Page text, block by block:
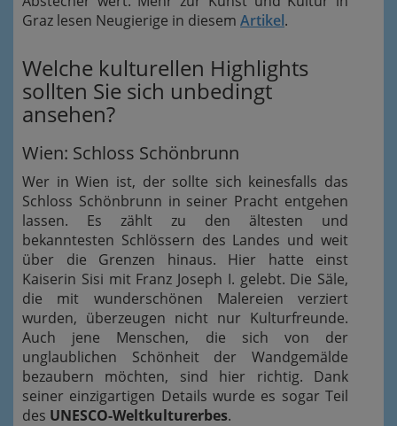
Graz lesen Neugierige in diesem Artikel.
Welche kulturellen Highlights
sollten Sie sich unbedingt
ansehen?
Wien: Schloss Schönbrunn
Wer in Wien ist, der sollte sich keinesfalls das
Schloss Schönbrunn in seiner Pracht entgehen
lassen. Es zählt zu den ältesten und
bekanntesten Schlössern des Landes und weit
über die Grenzen hinaus. Hier hatte einst
Kaiserin Sisi mit Franz Joseph I. gelebt. Die Säle,
die mit wunderschönen Malereien verziert
wurden, überzeugen nicht nur Kulturfreunde.
Auch jene Menschen, die sich von der
unglaublichen Schönheit der Wandgemälde
bezaubern möchten, sind hier richtig. Dank
seiner einzigartigen Details wurde es sogar Teil
des UNESCO-Weltkulturerbes.